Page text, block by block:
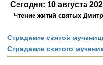
Сегодня: 10 августа
Чтение житий святых
Страдание святой
Страдание святого